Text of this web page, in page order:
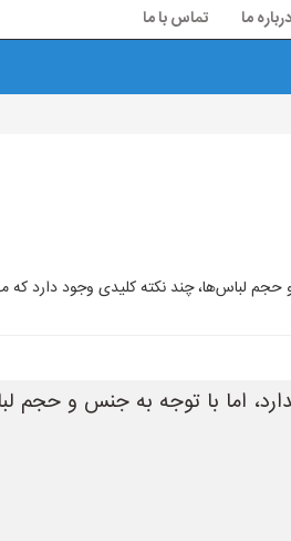
درباره ما تماس با ما
و حجم لباس‌ها، چند نکته کلیدی وجود دارد
اما با توجه به جنس و حجم